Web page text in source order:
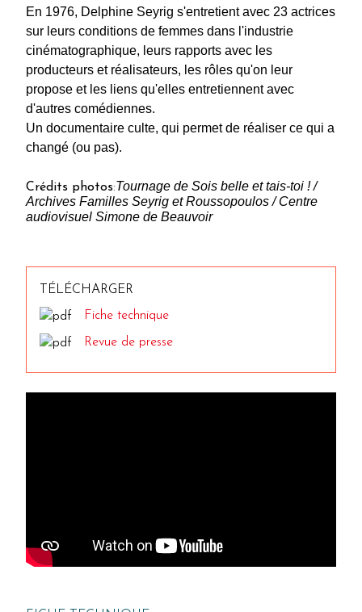
En 1976, Delphine Seyrig s'entretient avec 23 actrices
sur leurs conditions de femmes dans l'industrie
cinématographique, leurs rapports avec les
producteurs et réalisateurs, les rôles qu'on leur
propose et les liens qu'elles entretiennent avec
d'autres comédiennes.
Un documentaire culte, qui permet de réaliser ce qui a
changé (ou pas).
Crédits photos:Tournage de Sois belle et tais-toi !/
Archives Familles Seyrig et Roussopoulos / Centre
audiovisuel Simone de Beauvoir
TÉLÉCHARGER
Fiche technique
Revue de presse